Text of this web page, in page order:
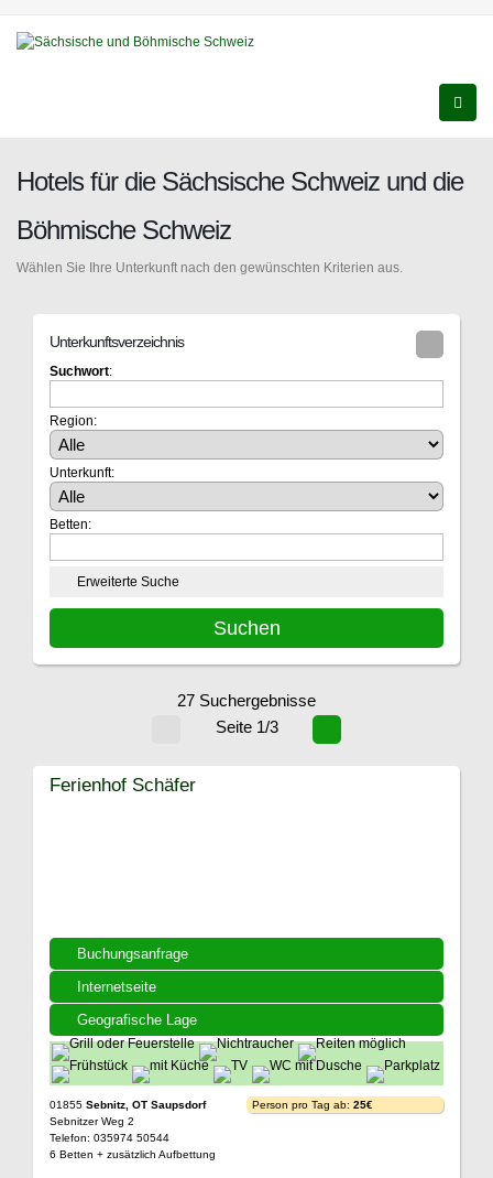
Hotels für die Sächsische Schweiz und die
Böhmische Schweiz
Wählen Sie Ihre Unterkunft nach den gewünschten Kriterien aus.
Unterkunftsverzeichnis
Suchwort:
Region:
Unterkunft:
Betten:
Erweiterte Suche
27 Suchergebnisse
Seite 1/3
Buchungsanfrage
Internetseite
Geografische Lage
Ferienhof Schäfer
01855 Sebnitz, OT Saupsdorf
Sebnitzer Weg 2
Telefon: 035974 50544
6 Betten + zusätzlich Aufbettung
Person pro Tag ab: 25€